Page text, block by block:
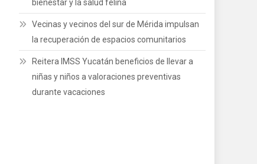
bienestar y la salud felina
Vecinas y vecinos del sur de Mérida impulsan
la recuperación de espacios comunitarios
Reitera IMSS Yucatán beneficios de llevar a
niñas y niños a valoraciones preventivas
durante vacaciones